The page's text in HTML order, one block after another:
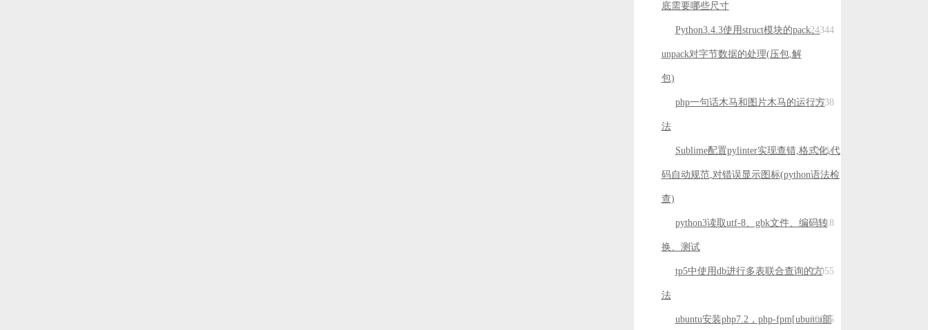
底需要哪些尺寸
Python3.4.3使用struct模块的pack、
unpack对字节数据的处理(压包,解
包)
24344
php一句话木马和图片木马的运行方
法
23538
Sublime配置pylinter实现查错,格式化,代
码自动规范,对错误显示图标(python语法检
查)
22134
python3读取utf-8、gbk文件、编码转
换、测试
21218
tp5中使用db进行多表联合查询的方
法
21055
ubuntu安装php7.2，php-fpm[ubuntu部
20045